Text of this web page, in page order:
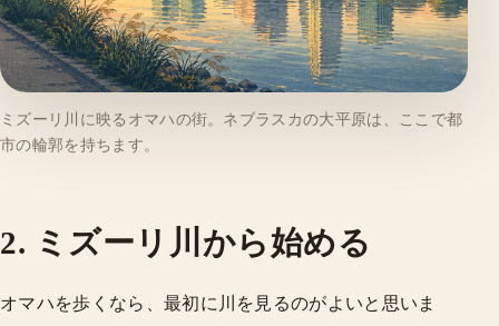
ミズーリ川に映るオマハの街。ネブラスカの大平原は、ここで都
市の輪郭を持ちます。
2. ミズーリ川から始める
オマハを歩くなら、最初に川を見るのがよいと思いま